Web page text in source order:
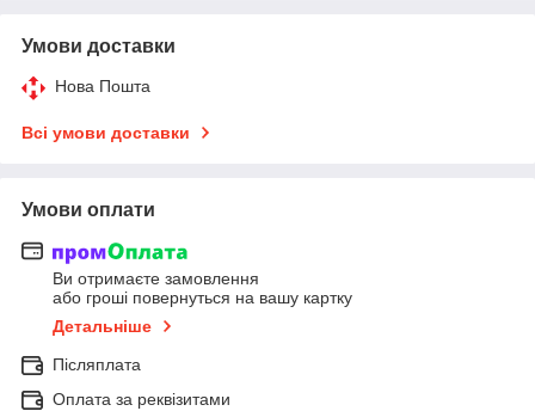
Умови доставки
Нова Пошта
Всі умови доставки
Умови оплати
Ви отримаєте замовлення
або гроші повернуться на вашу картку
Детальніше
Післяплата
Оплата за реквізитами